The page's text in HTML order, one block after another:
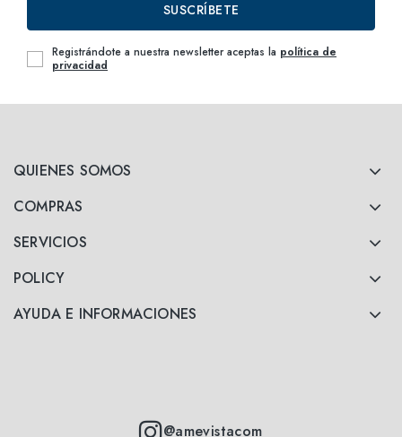
QUIENES SOMOS
COMPRAS
SERVICIOS
POLICY
AYUDA E INFORMACIONES
@amevistacom
SUSCRÍBETE
Registrándote a nuestra newsletter aceptas la política de
privacidad